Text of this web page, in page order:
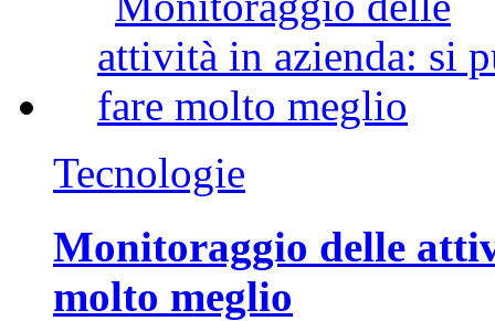
Tecnologie
Monitoraggio delle
molto meglio